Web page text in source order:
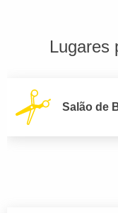
Lugares
Salão de